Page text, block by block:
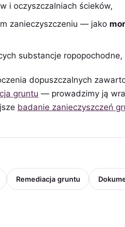
i oczyszczalniach ścieków,
zanieczyszczeniu — jako
substancje ropopochodne,
dopuszczalnych
gruntu — prowadzimy ją
badanie zanieczyszczeń
Remediacja gruntu